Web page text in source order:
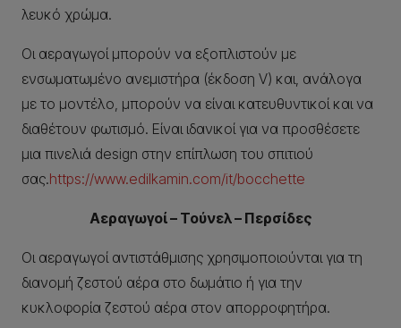
λευκό χρώμα.
Οι αεραγωγοί μπορούν να εξοπλιστούν με
ενσωματωμένο ανεμιστήρα (έκδοση V) και, ανάλογα
με το μοντέλο, μπορούν να είναι κατευθυντικοί και να
διαθέτουν φωτισμό. Είναι ιδανικοί για να προσθέσετε
μια πινελιά design στην επίπλωση του σπιτιού
σας.https://www.edilkamin.com/it/bocchette
Αεραγωγοί – Τούνελ – Περσίδες
Οι αεραγωγοί αντιστάθμισης χρησιμοποιούνται για τη
διανομή ζεστού αέρα στο δωμάτιο ή για την
κυκλοφορία ζεστού αέρα στον απορροφητήρα.